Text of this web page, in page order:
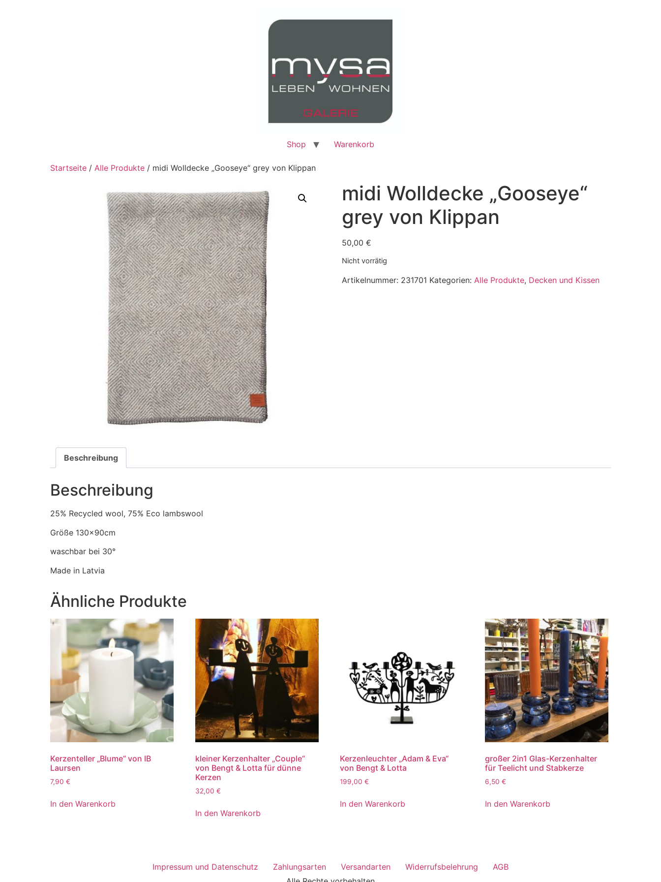
Shop Warenkorb
Startseite / Alle Produkte / midi Wolldecke „Gooseye“ grey von Klippan
midi Wolldecke „Gooseye“
grey von Klippan
50,00 €
Nicht vorrätig
Artikelnummer: 231701 Kategorien: Alle Produkte, Decken und Kissen
Beschreibung
Beschreibung
25% Recycled wool, 75% Eco lambswool
Größe 130x90cm
waschbar bei 30°
Made in Latvia
Ähnliche Produkte
Kerzenteller „Blume“ von IB
Laursen
7,90 €
In den Warenkorb
kleiner Kerzenhalter „Couple“
von Bengt & Lotta für dünne
Kerzen
32,00 €
In den Warenkorb
Kerzenleuchter „Adam & Eva“
von Bengt & Lotta
199,00€
In den Warenkorb
großer 2in1 Glas-Kerzenhalter
für Teelicht und Stabkerze
6,50€
In den Warenkorb
Impressum und Datenschutz Zahlungsarten Versandarten Widerrufsbelehrung
AGB